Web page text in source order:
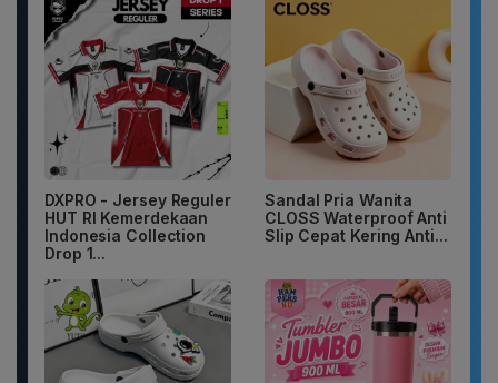
DXPRO - Jersey Reguler
HUT RI Kemerdekaan
Indonesia Collection
Drop 1...
Sandal Pria Wanita
CLOSS Waterproof Anti
Slip Cepat Kering Anti...